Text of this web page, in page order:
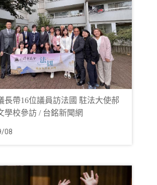
長帶16位議員訪法國 駐法大使郝
學校參訪 / 台銘新聞網
08